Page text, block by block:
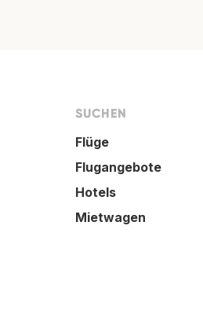
SUCHEN
Flüge
Flugangebote
Hotels
Mietwagen